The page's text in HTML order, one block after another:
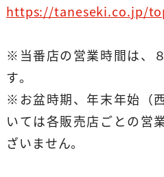
https://taneseki.co.jp/
※当番店の営業時間は、
す。
※お盆時期、年末年始（
いては各販売店ごとの営
ざいません。